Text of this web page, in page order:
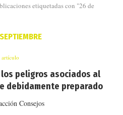
etiquetadas con "26 de
artículo
peligros asociados al
debidamente preparado
Consejos